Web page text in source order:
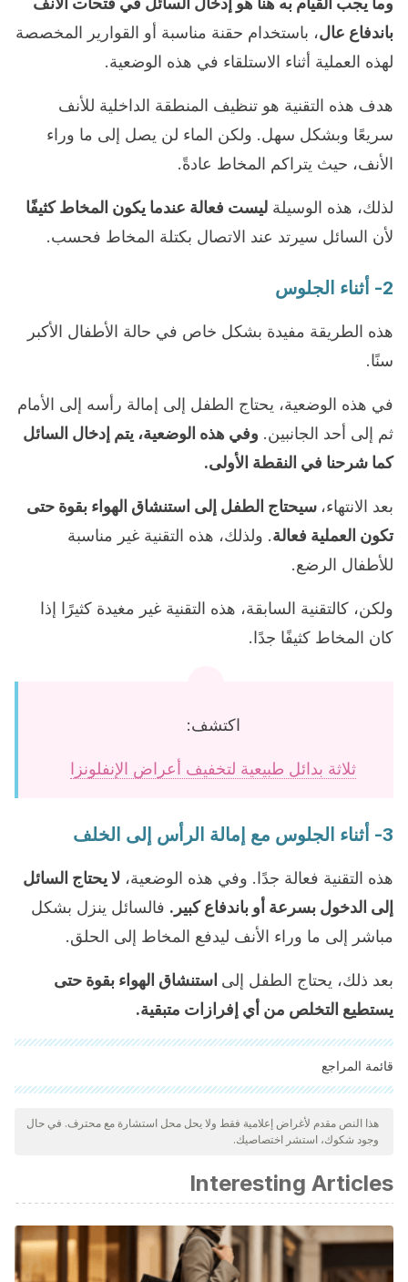
باندفاع عال، باستخدام حقنة مناسبة أو القوارير المخصصة
لهذه العملية أثناء الاستلقاء في هذه الوضعية.
هدف هذه التقنية هو تنظيف المنطقة الداخلية للأنف
سريعًا وبشكل سهل. ولكن الماء لن يصل إلى ما وراء
الأنف، حيث يتراكم المخاط عادةً.
لذلك، هذه الوسيلة ليست فعالة عندما يكون المخاط كثيفًا
لأن السائل سيرتد عند الاتصال بكتلة المخاط فحسب.
2- أثناء الجلوس
هذه الطريقة مفيدة بشكل خاص في حالة الأطفال الأكبر
سنًا.
في هذه الوضعية، يحتاج الطفل إلى إمالة رأسه إلى الأمام
ثم إلى أحد الجانبين. وفي هذه الوضعية، يتم إدخال السائل
كما شرحنا في النقطة الأولى.
بعد الانتهاء، سيحتاج الطفل إلى استنشاق الهواء بقوة حتى
تكون العملية فعالة. ولذلك، هذه التقنية غير مناسبة
للأطفال الرضع.
ولكن، كالتقنية السابقة، هذه التقنية غير مغيدة كثيرًا إذا
كان المخاط كثيفًا جدًا.
اكتشف:
ثلاثة بدائل طبيعية لتخفيف أعراض الإنفلونزا
3- أثناء الجلوس مع إمالة الرأس إلى الخلف
هذه التقنية فعالة جدًا. وفي هذه الوضعية، لا يحتاج السائل
إلى الدخول بسرعة أو باندفاع كبير. فالسائل ينزل بشكل
مباشر إلى ما وراء الأنف ليدفع المخاط إلى الحلق.
بعد ذلك، يحتاج الطفل إلى استنشاق الهواء بقوة حتى
يستطيع التخلص من أي إفرازات متبقية.
قائمة المراجع
"تمت مراجعة جميع المصادر المذكورة بعناية شديدة من قبل فريقنا
لضمان جودتها وموثوقيتها وتحديثها وصحتها. تم اعتبار الببليوغرافيا لهذه
المقالة موثوقة ودقيقة من الناحية الأكاديمية أو العلمية.
Deckx, L., De Sutter, A. I. M., Guo, L., Mir, N. A., & van Driel,
M. L. (2016). Nasal decongestants in monotherapy for the
common cold. Cochrane Database of Systematic Reviews.
https://doi.org/10.1002/14651858.CD009612.pub2
Riera Sampol, A., & Pedro Gómez, J. E. de. (2014). ¿ En la
هذا النص مقدم لأغراض إعلامية فقط ولا يحل محل استشارة مع محترف. في حال
وجود شكوك، استشر اختصاصيك.
Interesting Articles